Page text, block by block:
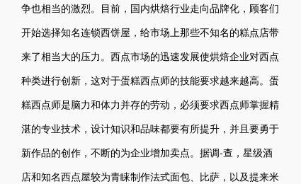
争也相当的激烈。目前，国内烘焙行业走向品牌化，顾客们
开始选择知名连锁西饼屋，给市场上那些不知名的糕点店带
来了相当大的压力。西点市场的迅速发展使烘焙企业对西点
种类进行创新，这对于蛋糕西点师的技能要求越来越高。蛋
糕西点师是脑力和体力并存的劳动，必须要求西点师掌握精
湛的专业技术，设计知识和品味都要有所提升，并且要勇于
新作品的创作，不断的为企业增加卖点。据调-查，星级酒
店和知名西点屋较为青睐制作法式面包、比萨，以及提来米